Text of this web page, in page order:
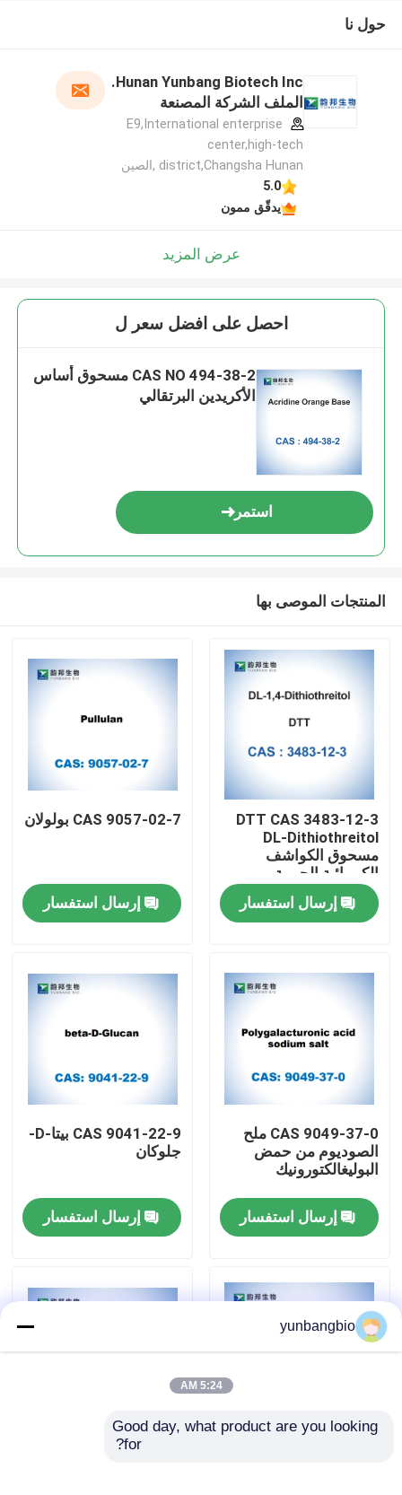
مسكن
منتجات
معلومات عنا
جولة في المعمل
مراقبة الجودة
أخبار
المخازن البيولوجية
حول نا
Hunan Yunbang Biotech Inc.
الملف الشركة المصنعة
E9,International enterprise
center,high-tech
district,Changsha Hunan ,الصين
5.0
يدقّق ممون
عرض المزيد
احصل على افضل سعر ل
CAS NO 494-38-2 مسحوق أساس
الأكريدين البرتقالي
استمر
المنتجات الموصى بها
DTT CAS 3483-12-3
DL-Dithiothreitol
مسحوق الكواشف
الكيميائية الحيوية
إرسال استفسار
CAS 9057-02-7 بولولان
إرسال استفسار
CAS 9049-37-0 ملح
الصوديوم من حمض
البوليغالكتورونيك
إرسال استفسار
CAS 9041-22-9 بيتا-D-
جلوكان
إرسال استفسار
CAS 9067-32-7
yunbangbio
5:24 AM
Good day, what product are you looking
for?